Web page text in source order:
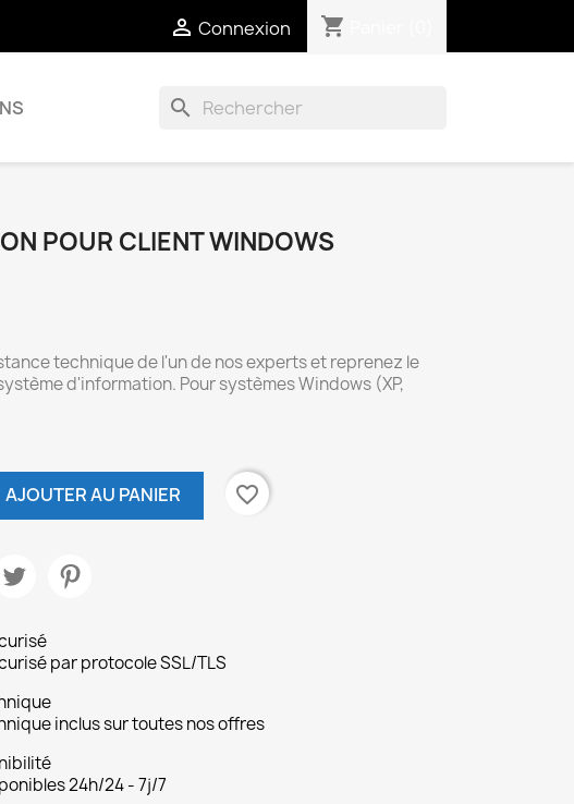
 Connexion shopping_cart
search
POUR CLIENT WINDOWS
technique de l'un de nos experts et reprenez le
d'information. Pour systèmes Windows (XP,
AJOUTER AU PANIER favorite_border
par protocole SSL/TLS
inclus sur toutes nos offres
24h/24 - 7j/7